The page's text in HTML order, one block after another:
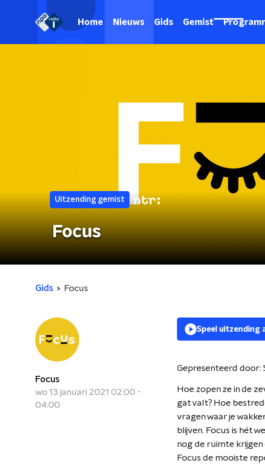
Home Nieuws Gids Gemist
Uitzending gemist
Focus
Gids Focus
Focus
wo 13 januari 2021 02:00 -
04:00
Speel uitzending
Gepresenteerd door:
Hoe zopen ze in de
gat valt? Hoe
vragen waar je
blijven. Focus is hét
nog de ruimte
Focus de mooiste